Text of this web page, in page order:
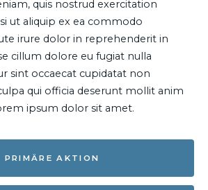
quis nostrud exercitation
ut aliquip ex ea commodo
irure dolor in reprehenderit in
cillum dolore eu fugiat nulla
sint occaecat cupidatat non
qui officia deserunt mollit anim
ipsum dolor sit amet.
PRIMÄRE AKTION